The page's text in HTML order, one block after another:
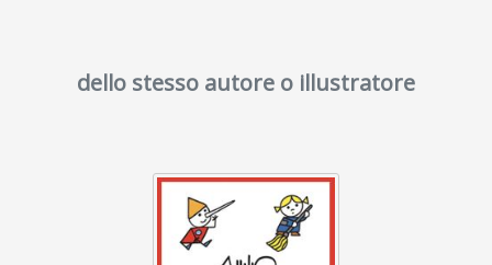
dello stesso autore o illustratore